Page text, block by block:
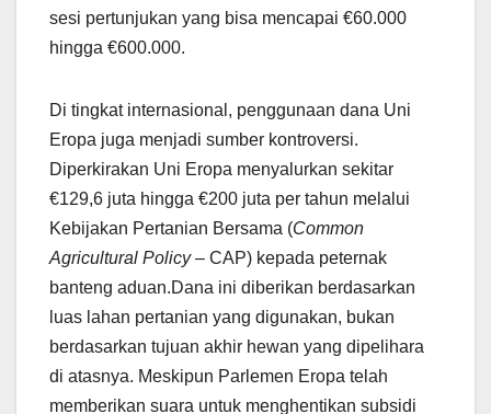
sesi pertunjukan yang bisa mencapai €60.000
hingga €600.000.
Di tingkat internasional, penggunaan dana Uni
Eropa juga menjadi sumber kontroversi.
Diperkirakan Uni Eropa menyalurkan sekitar
€129,6 juta hingga €200 juta per tahun melalui
Kebijakan Pertanian Bersama (Common
Agricultural Policy– CAP) kepada peternak
banteng aduan.Dana ini diberikan berdasarkan
luas lahan pertanian yang digunakan, bukan
berdasarkan tujuan akhir hewan yang dipelihara
di atasnya. Meskipun Parlemen Eropa telah
memberikan suara untuk menghentikan subsidi